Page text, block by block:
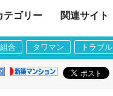
テゴリー 関連サイト
合 タワマン トラブル